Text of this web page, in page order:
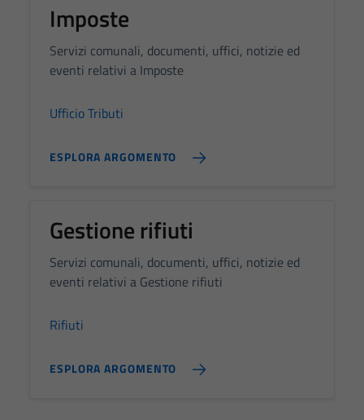
Imposte
Servizi comunali, documenti, uffici, notizie ed
eventi relativi a Imposte
Ufficio Tributi
ESPLORA ARGOMENTO
Gestione rifiuti
Servizi comunali, documenti, uffici, notizie ed
eventi relativi a Gestione rifiuti
Rifiuti
ESPLORA ARGOMENTO